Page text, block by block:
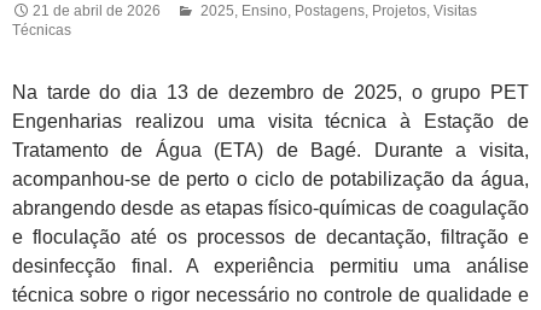
21 de abril de 2026 2025 Ensino Postagens Projetos Visitas
Técnicas
Na tarde do dia 13 de dezembro de 2025, o grupo PET
Engenharias realizou uma visita técnica à Estação de
Tratamento de Água (ETA) de Bagé. Durante a visita,
acompanhou-se de perto o ciclo de potabilização da água,
abrangendo desde as etapas físico-químicas de coagulação
e floculação até os processos de decantação, filtração e
desinfecção final. A experiência permitiu uma análise
técnica sobre o rigor necessário no controle de qualidade e